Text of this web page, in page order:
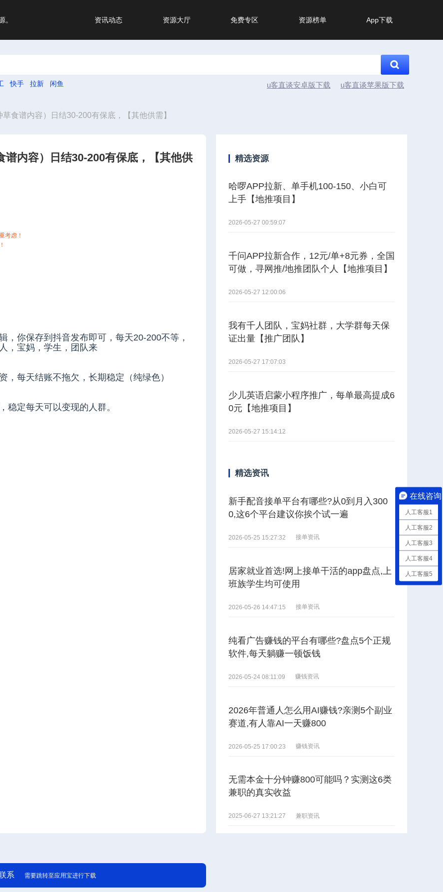
。 资讯动态 资源大厅 免费专区 资源榜单 App下载
快手 拉新 闲鱼 u客直谈安卓版下载 u客直谈苹果版下载
食谱内容）日结30-200有保底，【其他供需】
内容）日结30-200有保底，【其他供
考虑！
，你保存到抖音发布即可，每天20-200不等，
，宝妈，学生，团队来
每天结账不拖欠，长期稳定（纯绿色）
稳定每天可以变现的人群。
精选资源
哈啰APP拉新、单手机100-150、小白可
上手【地推项目】
2026-05-27 00:59:07
千问APP拉新合作，12元/单+8元券，全国
可做，寻网推/地推团队个人【地推项目】
2026-05-27 12:00:06
我有千人团队，宝妈社群，大学群每天保
证出量【推广团队】
2026-05-27 17:07:03
少儿英语启蒙小程序推广，每单最高提成6
0元【地推项目】
2026-05-27 15:14:12
精选资讯
新手配音接单平台有哪些?从0到月入300
0,这6个平台建议你挨个试一遍
2026-05-25 15:27:32 接单资讯
居家就业首选!网上接单干活的app盘点,上
班族学生均可使用
2026-05-26 14:47:15 接单资讯
纯看广告赚钱的平台有哪些?盘点5个正规
软件,每天躺赚一顿饭钱
2026-05-24 08:11:09 赚钱资讯
2026年普通人怎么用AI赚钱?亲测5个副业
赛道,有人靠AI一天赚800
2026-05-25 17:00:23 赚钱资讯
无需本金十分钟赚800可能吗？实测这6类
兼职的真实收益
2025-06-27 13:21:27 兼职资讯
系 需要跳转至应用宝进行下载
在线咨询
人工客服1
人工客服2
人工客服3
人工客服4
人工客服5